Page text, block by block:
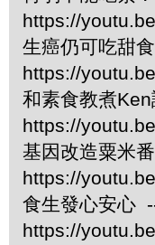
https://
生癌仍可吃甜
https://
和素食教煮
https://
基因改造粟米
https://
食生發心安心
https://